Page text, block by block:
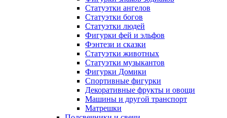
Статуэтки ангелов
Статуэтки богов
Статуэтки людей
Фигурки фей и эльфов
Фэнтези и сказки
Статуэтки животных
Статуэтки музыкантов
Фигурки Домики
Спортивные фигурки
Декоративные фрукты и овощи
Машины и другой транспорт
Матрешки